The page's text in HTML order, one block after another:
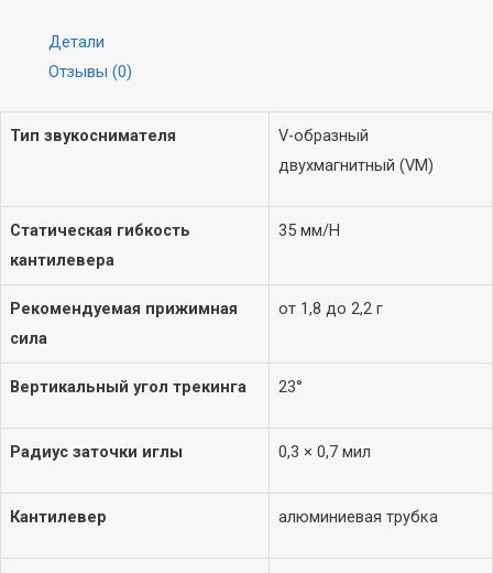
Детали
Отзывы (0)
Тип звукоснимателя
V-образный
двухмагнитный (VM)
Статическая гибкость
кантилевера
35 мм/Н
Рекомендуемая прижимная
сила
от 1,8 до 2,2 г
Вертикальный угол трекинга 23°
Радиус заточки иглы 0,3 × 0,7 мил
Кантилевер алюминиевая трубка